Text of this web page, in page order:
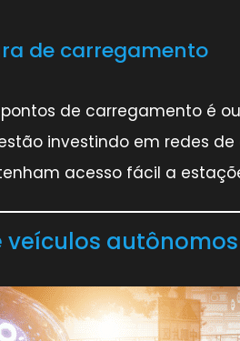
de carregamento
de carregamento é
investindo em redes
acesso fácil a
veículos autônomos